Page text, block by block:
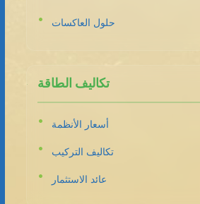
حلول العاكسات
تكاليف الطاقة
أسعار الأنظمة
تكاليف التركيب
عائد الاستثمار